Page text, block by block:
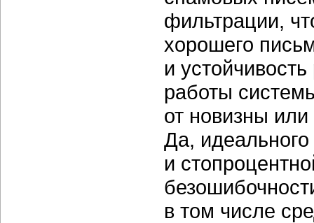
фильтрации,
хорошего
и
работы
от новизны
Да,
и
в том числе